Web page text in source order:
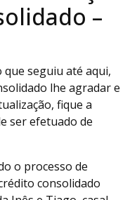
–
seguiu até aqui,
lhe agradar e
fique a
ser efetuado de
o processo de
consolidado